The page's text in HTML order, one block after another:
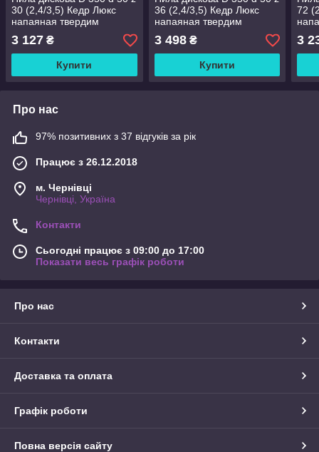
30 (2,4/3,5) Кедр Люкс
напаяная твердим
3 127 ₴
Купити
36 (2,4/3,5) Кедр Люкс
напаяная твердим
3 498₴
Купити
72
3
Про нас
97% позитивних з 37 відгуків за рік
Працює з 26.12.2018
м. Чернівці
Чернівці, Україна
Контакти
Сьогодні працює з 09:00 до 17:00
Показати весь графік роботи
Про нас
Контакти
Доставка та оплата
Графік роботи
Повна версія сайту